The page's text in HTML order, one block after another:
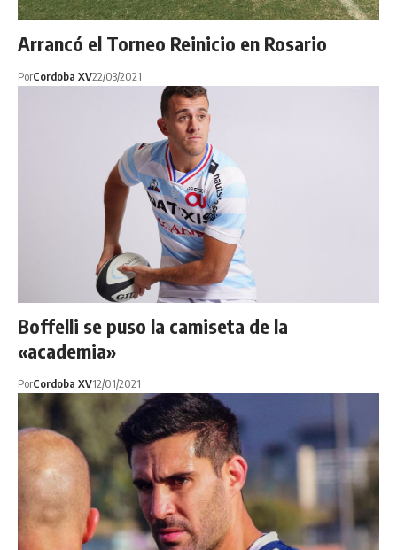
Arrancó el Torneo Reinicio en Rosario
PorCordoba XV22/03/2021
Boffelli se puso la camiseta de la
«academia»
PorCordoba XV12/01/2021